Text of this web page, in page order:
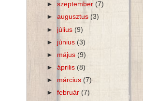
►szeptember (7)
►augusztus(3)
► július (9)
► június(3)
► május (9)
►április (8)
► március (7)
►február(7)